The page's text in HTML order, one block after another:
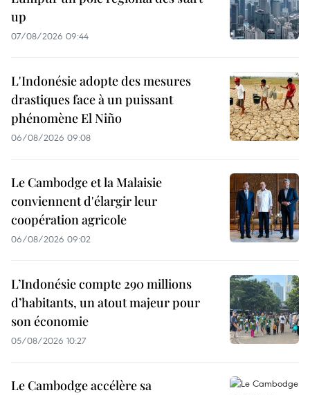
up
07/08/2026 09:44
L'Indonésie adopte des mesures
drastiques face à un puissant
phénomène El Niño
06/08/2026 09:08
Le Cambodge et la Malaisie
conviennent d'élargir leur
coopération agricole
06/08/2026 09:02
L’Indonésie compte 290 millions
d’habitants, un atout majeur pour
son économie
05/08/2026 10:27
Le Cambodge accélère sa